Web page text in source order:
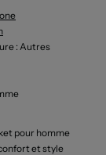
: Autres
pour homme
et style